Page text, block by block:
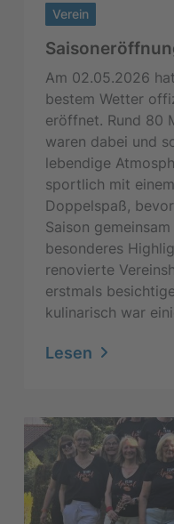
Verein
Am 02.05.2026
bestem Wetter
eröffnet. Rund 80
waren dabei und
lebendige
sportlich mit
Doppelspaß,
Saison
besonderes
renovierte
erstmals
kulinarisch war
Lesen